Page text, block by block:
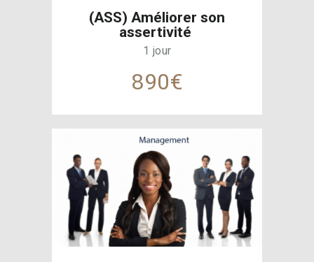
(ASS) Améliorer son
assertivité
1 jour
890€